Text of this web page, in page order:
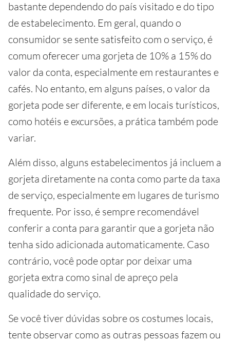
bastante dependendo do país visitado e do tipo
de estabelecimento. Em geral, quando o
consumidor se sente satisfeito com o serviço, é
comum oferecer uma gorjeta de 10% a 15% do
valor da conta, especialmente em restaurantes e
cafés. No entanto, em alguns países, o valor da
gorjeta pode ser diferente, e em locais turísticos,
como hotéis e excursões, a prática também pode
variar.
Além disso, alguns estabelecimentos já incluem a
gorjeta diretamente na conta como parte da taxa
de serviço, especialmente em lugares de turismo
frequente. Por isso, é sempre recomendável
conferir a conta para garantir que a gorjeta não
tenha sido adicionada automaticamente. Caso
contrário, você pode optar por deixar uma
gorjeta extra como sinal de apreço pela
qualidade do serviço.
Se você tiver dúvidas sobre os costumes locais,
tente observar como as outras pessoas fazem ou